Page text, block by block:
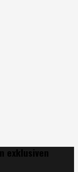
exklusiven